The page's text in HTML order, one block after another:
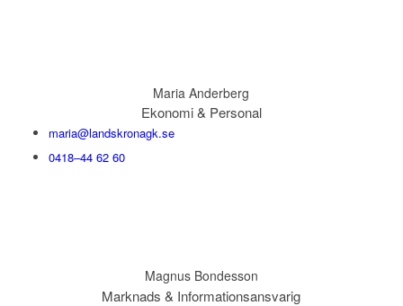
Maria Anderberg
Ekonomi & Personal
maria@landskronagk.se
0418–44 62 60
Magnus Bondesson
Marknads & Informationsansvarig